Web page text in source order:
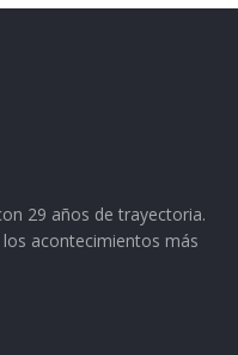
29 años de trayectoria.
acontecimientos más